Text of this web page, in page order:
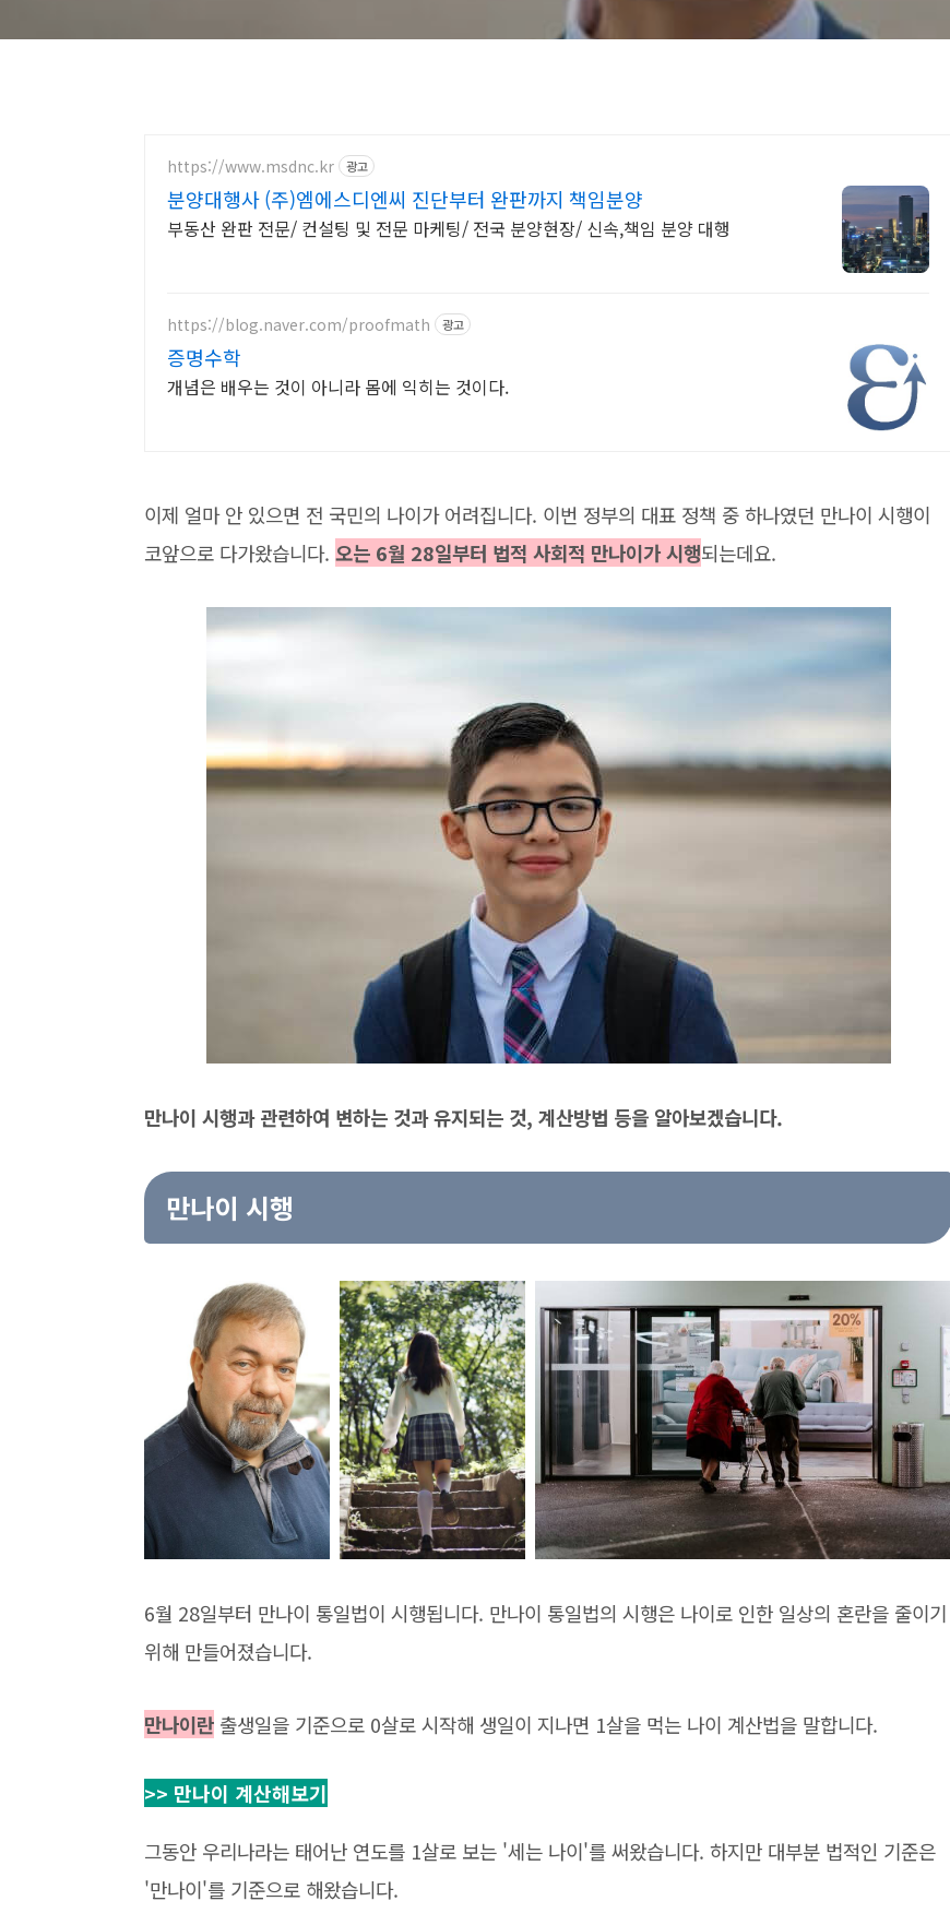
https://www.msdnc.kr 광고
분양대행사 (주)엠에스디엔씨 진단부터 완판까지 책임분양
부동산 완판 전문/ 컨설팅 및 전문 마케팅/ 전국 분양현장/ 신속,책임 분양 대행
https://blog.naver.com/proofmath 광고
증명수학
개념은 배우는 것이 아니라 몸에 익히는 것이다.
이제 얼마 안 있으면 전 국민의 나이가 어려집니다. 이번 정부의 대표 정책 중 하나였던 만나이 시행이
코앞으로 다가왔습니다. 오는 6월 28일부터 법적 사회적 만나이가 시행되는데요.
만나이 시행과 관련하여 변하는 것과 유지되는 것, 계산방법 등을 알아보겠습니다.
만나이 시행
6월 28일부터 만나이 통일법이 시행됩니다. 만나이 통일법의 시행은 나이로 인한 일상의 혼란을 줄이기
위해 만들어졌습니다.
만나이란 출생일을 기준으로 0살로 시작해 생일이 지나면 1살을 먹는 나이 계산법을 말합니다.
>> 만나이 계산해보기
그동안 우리나라는 태어난 연도를 1살로 보는 '세는 나이'를 써왔습니다. 하지만 대부분 법적인 기준은
'만나이'를 기준으로 해왔습니다.